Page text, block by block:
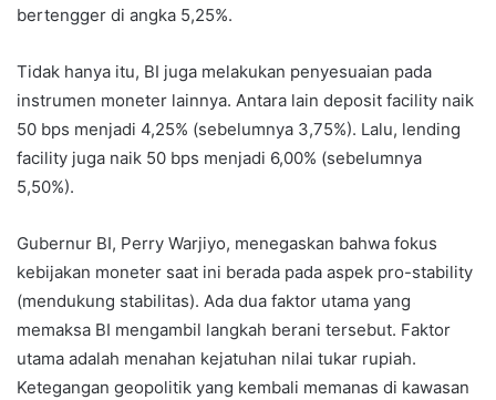
bertengger di angka 5,25%.
Tidak hanya itu, BI juga melakukan penyesuaian pada
instrumen moneter lainnya. Antara lain deposit facility naik
50 bps menjadi 4,25% (sebelumnya 3,75%). Lalu, lending
facility juga naik 50 bps menjadi 6,00% (sebelumnya
5,50%).
Gubernur BI, Perry Warjiyo, menegaskan bahwa fokus
kebijakan moneter saat ini berada pada aspek pro-stability
(mendukung stabilitas). Ada dua faktor utama yang
memaksa BI mengambil langkah berani tersebut. Faktor
utama adalah menahan kejatuhan nilai tukar rupiah.
Ketegangan geopolitik yang kembali memanas di kawasan